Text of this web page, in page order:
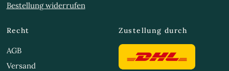
Bestellung widerrufen
Recht
AGB
Versand
Zustellung durch